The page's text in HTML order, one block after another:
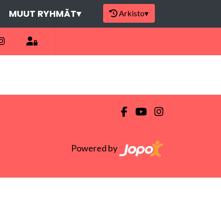
MUUT RYHMÄT▾ Arkisto▾
Powered by